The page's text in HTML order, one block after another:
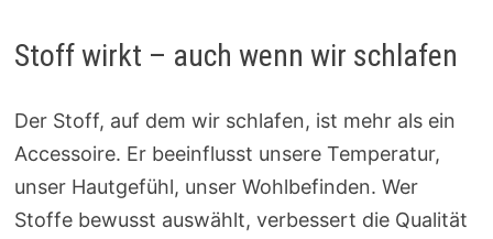
Stoff wirkt – auch wenn wir schlafen
Der Stoff, auf dem wir schlafen, ist mehr als ein
Accessoire. Er beeinflusst unsere Temperatur,
unser Hautgefühl, unser Wohlbefinden. Wer
Stoffe bewusst auswählt, verbessert die Qualität